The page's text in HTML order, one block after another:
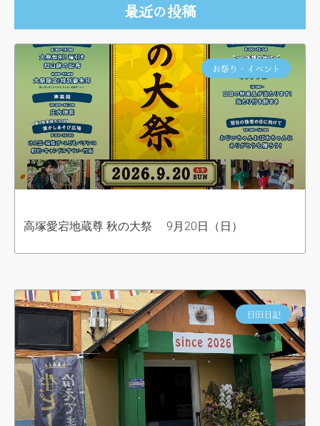
最近の投稿
お祭り・イベント
高塚愛宕地蔵尊 秋の大祭 9月20日（日）
日田日記